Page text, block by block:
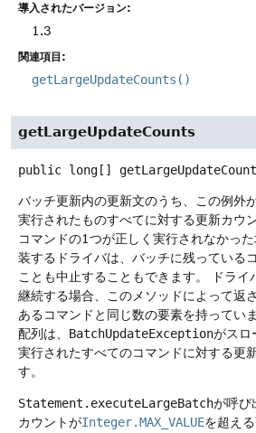
導入されたバージョン:
1.3
関連項目:
getLargeUpdateCounts()
getLargeUpdateCounts
public long[]
バッチ更新内の更新文のうち、この例外
実行されたものすべてに対する更新カウ
コマンドの1つが正しく実行されなかっ
装するドライバは、バッチに残っている
ことも中止することもできます。
ドライ
継続する場合、このメソッドによって返
あるコマンドと同じ数の要素を持ってい
配列は、 BatchUpdateExceptionがスロ
実行されたすべてのコマンドに対する更
す。
Statement.executeLargeBatchが呼び
カウントがInteger.MAX_VALUEを超え